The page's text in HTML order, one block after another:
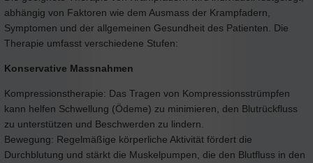
abhängig von Faktoren wie dem Ausmass der Krampfadern,
Symptomen und der allgemeinen Gesundheit des Patienten. Die
Therapie umfasst verschiedene Stufen:
Konservative Massnahmen
Kompressionstherapie: Das Tragen von Kompressionsstrümpfen
kann helfen Schwellung (Ödeme) zu minimieren, den Blutrückfluss
zu unterstützen und Beschwerden zu lindern.
Bewegung: Regelmäßige körperliche Aktivität fördert die
Durchblutung und stärkt die Muskelpumpen, die den Blutfluss in den